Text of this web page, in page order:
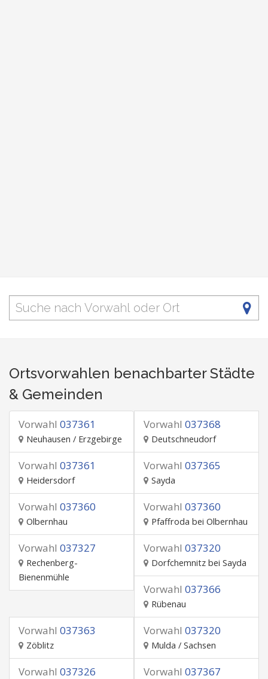
Ortsvorwahlen benachbarter Städte
& Gemeinden
Vorwahl 037361
Neuhausen / Erzgebirge
Vorwahl 037368
Deutschneudorf
Vorwahl 037361
Heidersdorf
Vorwahl 037365
Sayda
Vorwahl 037360
Olbernhau
Vorwahl 037360
Pfaffroda bei Olbernhau
Vorwahl 037327
Rechenberg-
Bienenmühle
Vorwahl 037320
Dorfchemnitz bei Sayda
Vorwahl 037366
Rübenau
Vorwahl 037363
Zöblitz
Vorwahl 037320
Mulda / Sachsen
Vorwahl 037326 Vorwahl 037367